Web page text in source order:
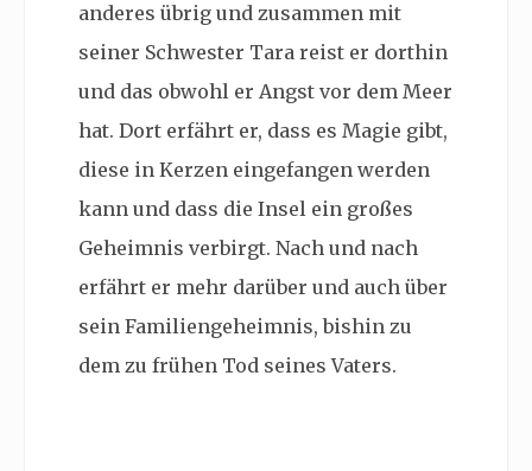
anderes übrig und zusammen mit
seiner Schwester Tara reist er dorthin
und das obwohl er Angst vor dem Meer
hat. Dort erfährt er, dass es Magie gibt,
diese in Kerzen eingefangen werden
kann und dass die Insel ein großes
Geheimnis verbirgt. Nach und nach
erfährt er mehr darüber und auch über
sein Familiengeheimnis, bishin zu
dem zu frühen Tod seines Vaters.